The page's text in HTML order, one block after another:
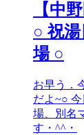
【中
○ 祝
場 ○
お早う．
だよ~○
場、別名
す・^^・